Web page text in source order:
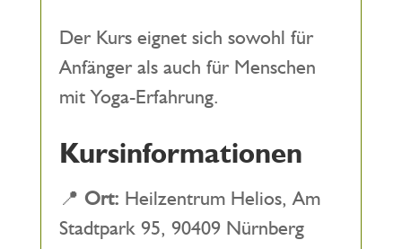
Der Kurs eignet sich sowohl für
Anfänger als auch für Menschen
mit Yoga-Erfahrung.
Kursinformationen
📍 Ort: Heilzentrum Helios, Am
Stadtpark 95, 90409 Nürnberg